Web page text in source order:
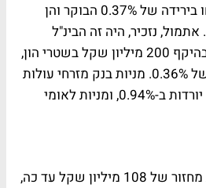
מעלות. מניות הבנק פתחו בירידה של 0.37% הבוקר והן
עולות במתינות ב-0.06%. אתמול, נזכיר, היה זה הבינ"ל
שהודיע על גיוס מתוכנן בהיקף 200 מיליון שקל בשטרי הון,
ומניותיו נסחרות בירידה של 0.36%. מניות בנק מזרחי עולות
ב-0.52%, מניות דיסקונט יורדות ב-0.94%, ומניות לאומי
אופציות המעו"ף מרכזות מחזור של 108 מיליון שקל עד כה,